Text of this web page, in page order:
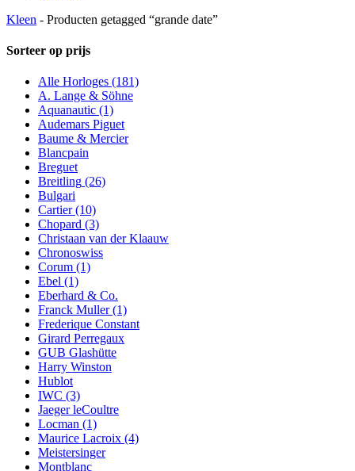
Kleen - Producten getagged “grande date”
Sorteer op prijs
Alle Horloges (181)
A. Lange & Söhne
Aquanautic (1)
Audemars Piguet
Baume & Mercier
Blancpain
Breguet
Breitling (26)
Bulgari
Cartier(10)
Chopard (3)
Christaan van der Klaauw
Chronoswiss
Corum (1)
Ebel (1)
Eberhard & Co.
Franck Muller(1)
Frederique Constant
Girard Perregaux
GUB Glashütte
Harry Winston
Hublot
IWC (3)
Jaeger leCoultre
Locman (1)
Maurice Lacroix (4)
Meistersinger
Montblanc